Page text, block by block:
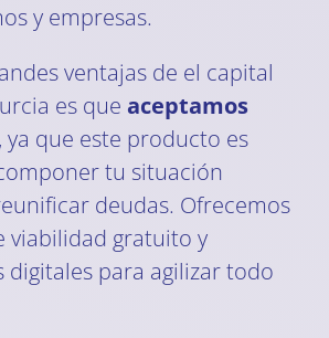
y empresas.
ventajas de el capital
es que aceptamos
, ya que este producto es
tu situación
deudas. Ofrecemos
viabilidad gratuito y
digitales para agilizar todo